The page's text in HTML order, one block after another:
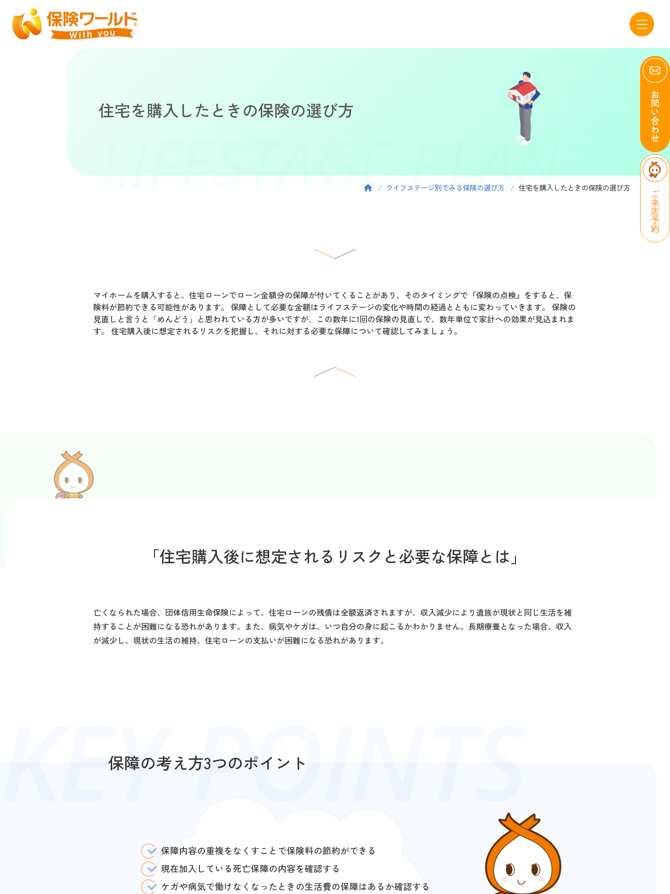
住宅を購入したときの保険の選び方
LIFESTAGE PLAN
ライフステージ別でみる保険の選び方 住宅を購入したときの保険の選び方
マイホームを購入すると、住宅ローンでローン金額分の保障が付いてくることがあり、そのタイミングで『保険の点検』をすると、保
険料が節約できる可能性があります。 保障として必要な金額はライフステージの変化や時間の経過とともに変わっていきます。 保険の
見直しと言うと「めんどう」と思われている方が多いですが、この数年に1回の保険の見直しで、数年単位で家計への効果が見込まれま
す。 住宅購入後に想定されるリスクを把握し、それに対する必要な保障について確認してみましょう。
「住宅購入後に想定されるリスクと必要な保障とは」
亡くなられた場合、団体信用生命保険によって、住宅ローンの残債は全額返済されますが、収入減少により遺族が現状と同じ生活を維
持することが困難になる恐れがあります。また、病気やケガは、いつ自分の身に起こるかわかりません。長期療養となった場合、収入
が減少し、現状の生活の維持、住宅ローンの支払いが困難になる恐れがあります。
保障の考え方3つのポイント
保障内容の重複をなくすことで保険料の節約ができる
現在加入している死亡保障の内容を確認する
ケガや病気で働けなくなったときの生活費の保障はあるか確認する